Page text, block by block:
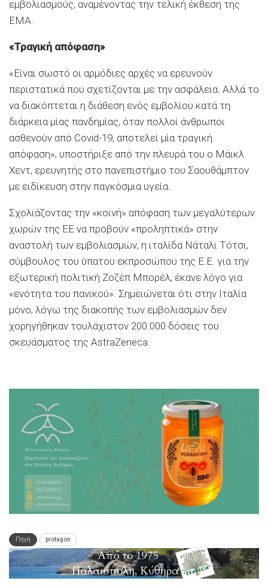
εμβολιασμούς, αναμένοντας την τελική έκθεση της
EMA.
«Τραγική απόφαση»
«Είναι σωστό οι αρμόδιες αρχές να ερευνούν
περιστατικά που σχετίζονται με την ασφάλεια. Αλλά το
να διακόπτεται η διάθεση ενός εμβολίου κατά τη
διάρκεια μίας πανδημίας, όταν πολλοί άνθρωποι
ασθενούν από Covid-19, αποτελεί μία τραγική
απόφαση», υποστήριξε από την πλευρά του ο Μάικλ
Χεντ, ερευνητής στο πανεπιστήμιο του Σαουθάμπτον
με ειδίκευση στην παγκόσμια υγεία.
Σχολιάζοντας την «κοινή» απόφαση των μεγαλύτερων
χωρών της ΕΕ να προβούν «προληπτικά» στην
αναστολή των εμβολιασμών, η ιταλίδα Νάταλι Τότσι,
σύμβουλος του ύπατου εκπροσώπου της Ε.Ε. για την
εξωτερική πολιτική Ζοζέπ Μπορέλ, έκανε λόγο για
«ενότητα του πανικού». Σημειώνεται ότι στην Ιταλία
μόνο, λόγω της διακοπής των εμβολιασμών δεν
χορηγήθηκαν τουλάχιστον 200.000 δόσεις του
σκευάσματος της AstraZeneca.
Πηγή protagon